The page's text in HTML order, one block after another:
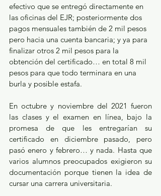
efectivo que se entregó directamente en
las oficinas del EJR; posteriormente dos
pagos mensuales también de 2 mil pesos
pero hacia una cuenta bancaria; y ya para
finalizar otros 2 mil pesos para la
obtención del certificado… en total 8 mil
pesos para que todo terminara en una
burla y posible estafa.
En octubre y noviembre del 2021 fueron
las clases y el examen en línea, bajo la
promesa de que les entregarían su
certificado en diciembre pasado, pero
pasó enero y febrero… y nada. Hasta que
varios alumnos preocupados exigieron su
documentación porque tienen la idea de
cursar una carrera universitaria.